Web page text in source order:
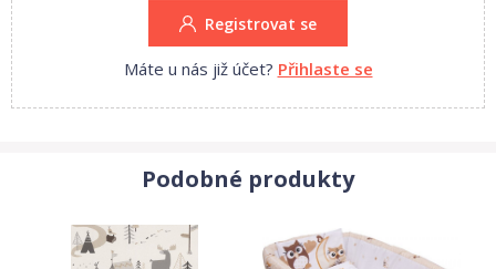
Registrovat se
Máte u nás již účet? Přihlaste se
Podobné produkty